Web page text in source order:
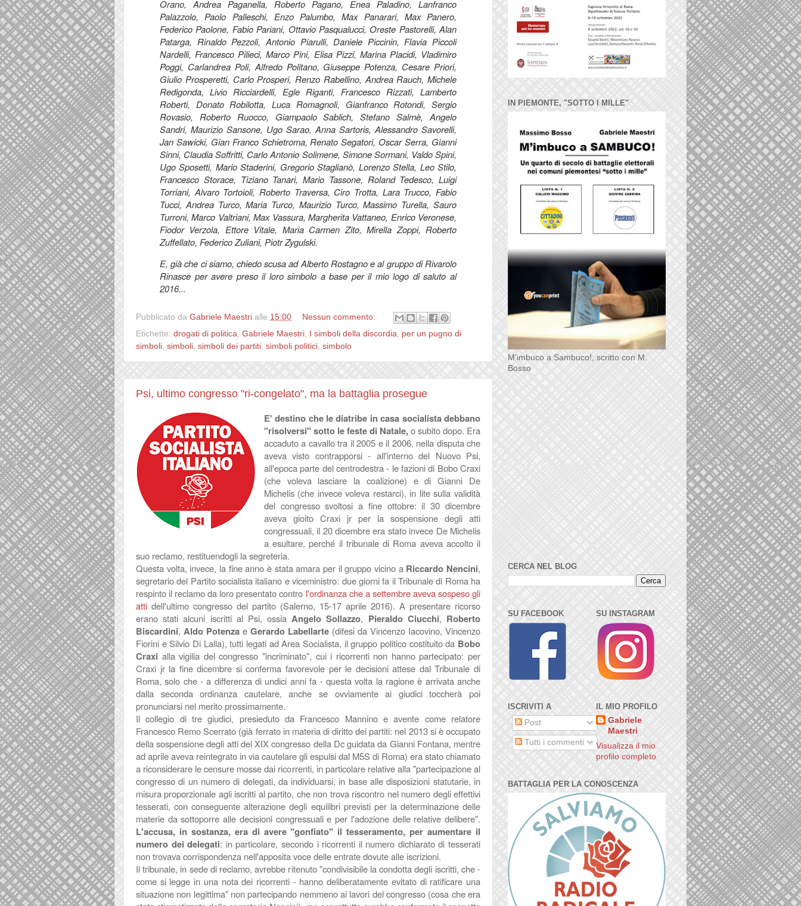
Orano, Andrea Paganella, Roberto Pagano, Enea Paladino, Lanfranco
Palazzolo, Paolo Palleschi, Enzo Palumbo, Max Panarari, Max Panero,
Federico Paolone, Fabio Pariani, Ottavio Pasqualucci, Oreste Pastorelli, Alan
Patarga, Rinaldo Pezzoli, Antonio Piarulli, Daniele Piccinin, Flavia Piccoli
Nardelli, Francesco Pilieci, Marco Pini, Elisa Pizzi, Marina Placidi, Vladimiro
Poggi, Carlandrea Poli, Alfredo Politano, Giuseppe Potenza, Cesare Priori,
Giulio Prosperetti, Carlo Prosperi, Renzo Rabellino, Andrea Rauch, Michele
Redigonda, Livio Ricciardelli, Egle Riganti, Francesco Rizzati, Lamberto
Roberti, Donato Robilotta, Luca Romagnoli, Gianfranco Rotondi, Sergio
Rovasio, Roberto Ruocco, Giampaolo Sablich, Stefano Salmè, Angelo
Sandri, Maurizio Sansone, Ugo Sarao, Anna Sartoris, Alessandro Savorelli,
Jan Sawicki, Gian Franco Schietroma, Renato Segatori, Oscar Serra, Gianni
Sinni, Claudia Soffritti, Carlo Antonio Solimene, Simone Sormani, Valdo Spini,
Ugo Sposetti, Mario Staderini, Gregorio Staglianò, Lorenzo Stella, Leo Stilo,
Francesco Storace, Tiziano Tanari, Mario Tassone, Roland Tedesco, Luigi
Torriani, Alvaro Tortoioli, Roberto Traversa, Ciro Trotta, Lara Trucco, Fabio
Tucci, Andrea Turco, Maria Turco, Maurizio Turco, Massimo Turella, Sauro
Turroni, Marco Valtriani, Max Vassura, Margherita Vattaneo, Enrico Veronese,
Fiodor Verzola, Ettore Vitale, Maria Carmen Zito, Mirella Zoppi, Roberto
Zuffellato, Federico Zuliani, Piotr Zygulski.
E, già che ci siamo, chiedo scusa ad Alberto Rostagno e al gruppo di Rivarolo
Rinasce per avere preso il loro simbolo a base per il mio logo di saluto al
2016...
Pubblicato da Gabriele Maestri alle 15:00
Nessun commento:
Etichette: drogati di politica, Gabriele Maestri, I simboli della discordia, per un pugno di
simboli, simboli, simboli dei partiti, simboli politici, simbolo
Psi, ultimo congresso "ri-congelato", ma la battaglia prosegue
E' destino che le diatribe in casa socialista debbano
"risolversi" sotto le feste di Natale,o subito dopo. Era
accaduto a cavallo tra il 2005 e il 2006, nella disputa che
aveva visto contrapporsi - all'interno del Nuovo Psi,
all'epoca parte del centrodestra - le fazioni di Bobo Craxi
(che voleva lasciare la coalizione) e di Gianni De
Michelis (che invece voleva restarci), in lite sulla validità
del congresso svoltosi a fine ottobre: il 30 dicembre
aveva gioito Craxi jr per la sospensione degli atti
congressuali, il 20 dicembre era stato invece De Michelis
a esultare, perché il tribunale di Roma aveva accolto il
suo reclamo, restituendogli la segreteria.
Questa volta, invece, la fine anno è stata amara per il gruppo vicino a Riccardo Nencini,
segretario del Partito socialista italiano e viceministro: due giorni fa il Tribunale di Roma ha
respinto il reclamo da loro presentato contro l'ordinanza che a settembre aveva sospeso gli
atti dell'ultimo congresso del partito (Salerno, 15-17 aprile 2016). A presentare ricorso
erano stati alcuni iscritti al Psi, ossiaAngelo Sollazzo, Pieraldo Ciucchi, Roberto
Biscardini, Aldo Potenza e Gerardo Labellarte (difesi da Vincenzo Iacovino, Vincenzo
Fiorini e Silvio Di Lalla), tutti legati ad Area Socialista, il gruppo politico costituito da Bobo
Craxi alla vigilia del congresso "incriminato", cui i ricorrenti non hanno partecipato: per
Craxi jr la fine dicembre si conferma favorevole per le decisioni attese dal Tribunale di
Roma, solo che- a differenza di undici anni fa - questa volta la ragione è arrivata anche
dalla seconda ordinanza cautelare, anche se ovviamente ai giudici toccherà poi
pronunciarsi nel merito prossimamente.
Il collegio di tre giudici, presieduto da Francesco Mannino e avente come relatore
Francesco Remo Scerrato (già ferrato in materia di diritto dei partiti: nel 2013 si è occupato
della sospensione degli atti del XIX congresso della Dc guidata da Gianni Fontana, mentre
ad aprile aveva reintegrato in via cautelare gli espulsi dal M5S di Roma) era stato chiamato
a riconsiderare le censure mosse dai ricorrenti, in particolare relative alla "partecipazione al
congresso di un numero di delegati, da individuarsi, in base alle disposizioni statutarie, in
misura proporzionale agli iscritti al partito, che non trova riscontro nel numero degli effettivi
tesserati, con conseguente alterazione degli equilibri previsti per la determinazione delle
materie da sottoporre alle decisioni congressuali e per l'adozione delle relative delibere".
L'accusa, in sostanza, era di avere "gonfiato" il tesseramento, per aumentare il
numero dei delegati: in particolare, secondo i ricorrenti il numero dichiarato di tesserati
non trovava corrispondenza nell'apposita voce delle entrate dovute alle iscrizioni.
Il tribunale, in sede di reclamo, avrebbe ritenuto "condivisibile la condotta degli iscritti, che -
come si legge in una nota dei ricorrenti - hanno deliberatamente evitato di ratificare una
situazione non legittima" non partecipando nemmeno ai lavori del congresso (cosa che era
IN PIEMONTE, "SOTTO I MILLE"
M'imbuco a Sambuco!, scritto con M.
Bosso
CERCA NEL BLOG
SU FACEBOOK
ISCRIVITI A
Post
Tutti i commenti
SU INSTAGRAM
IL MIO PROFILO
Gabriele
Maestri
Visualizza il mio
profilo completo
BATTAGLIA PER LA CONOSCENZA